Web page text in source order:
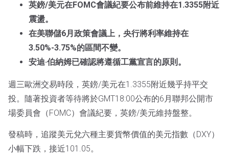
英鎊/美元在FOMC會議紀要公布前維持在1.3355附近
震盪。
在美聯儲6月政策會議上，央行將利率維持在
3.50%-3.75%的區間不變。
安迪·伯納姆已確認將遵循工黨宣言的原則。
週三歐洲交易時段，英鎊/美元在1.3355附近幾乎持平交
投。隨著投資者等待將於GMT18:00公布的6月聯邦公開市
場委員會（FOMC）會議紀要，英鎊/美元維持盤整。
發稿時，追蹤美元兌六種主要貨幣價值的美元指數（DXY）
小幅下跌，接近101.05。